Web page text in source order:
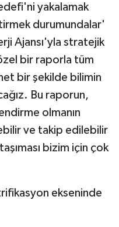
yakalamak
durumundalar'
Ajansı'yla stratejik
bir raporla tüm
bir şekilde bilimin
Bu raporun,
olmanın
ve takip edilebilir
bizim için çok
ekseninde